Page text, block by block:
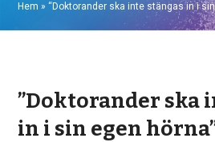
Hem »“Doktorander ska inte stängas in i
”Doktorander ska
in i sin egen